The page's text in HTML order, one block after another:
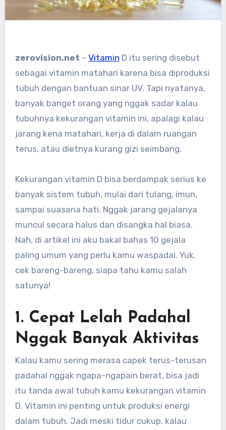
zerovision.net – Vitamin D itu sering disebut
sebagai vitamin matahari karena bisa diproduksi
tubuh dengan bantuan sinar UV. Tapi nyatanya,
banyak banget orang yang nggak sadar kalau
tubuhnya kekurangan vitamin ini, apalagi kalau
jarang kena matahari, kerja di dalam ruangan
terus, atau dietnya kurang gizi seimbang.
Kekurangan vitamin D bisa berdampak serius ke
banyak sistem tubuh, mulai dari tulang, imun,
sampai suasana hati. Nggak jarang gejalanya
muncul secara halus dan disangka hal biasa.
Nah, di artikel ini aku bakal bahas 10 gejala
paling umum yang perlu kamu waspadai. Yuk,
cek bareng-bareng, siapa tahu kamu salah
satunya!
1. Cepat Lelah Padahal
Nggak Banyak Aktivitas
Kalau kamu sering merasa capek terus-terusan
padahal nggak ngapa-ngapain berat, bisa jadi
itu tanda awal tubuh kamu kekurangan vitamin
D. Vitamin ini penting untuk produksi energi
dalam tubuh. Jadi meski tidur cukup, kalau